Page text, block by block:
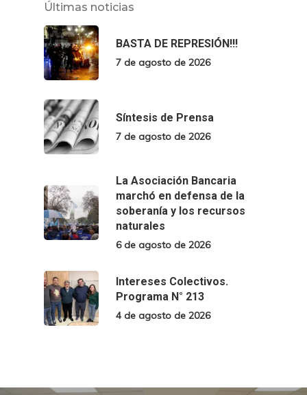
Últimas noticias
BASTA DE REPRESIÓN!!!
7 de agosto de 2026
Síntesis de Prensa
7 de agosto de 2026
La Asociación Bancaria
marchó en defensa de la
soberanía y los recursos
naturales
6 de agosto de 2026
Intereses Colectivos.
Programa N° 213
4 de agosto de 2026